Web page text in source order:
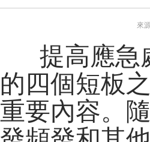
來
提高應急
的四個短板
重要內容。
键
式